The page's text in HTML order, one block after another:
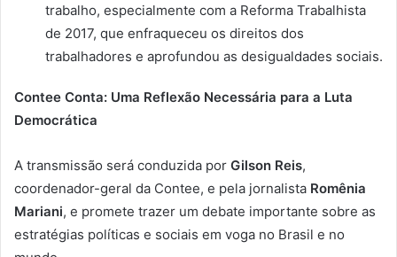
trabalho, especialmente com a Reforma Trabalhista
de 2017, que enfraqueceu os direitos dos
trabalhadores e aprofundou as desigualdades sociais.
Contee Conta: Uma Reflexão Necessária para a Luta
Democrática
A transmissão será conduzida por Gilson Reis,
coordenador-geral da Contee, e pela jornalista Romênia
Mariani, e promete trazer um debate importante sobre as
estratégias políticas e sociais em voga no Brasil e no